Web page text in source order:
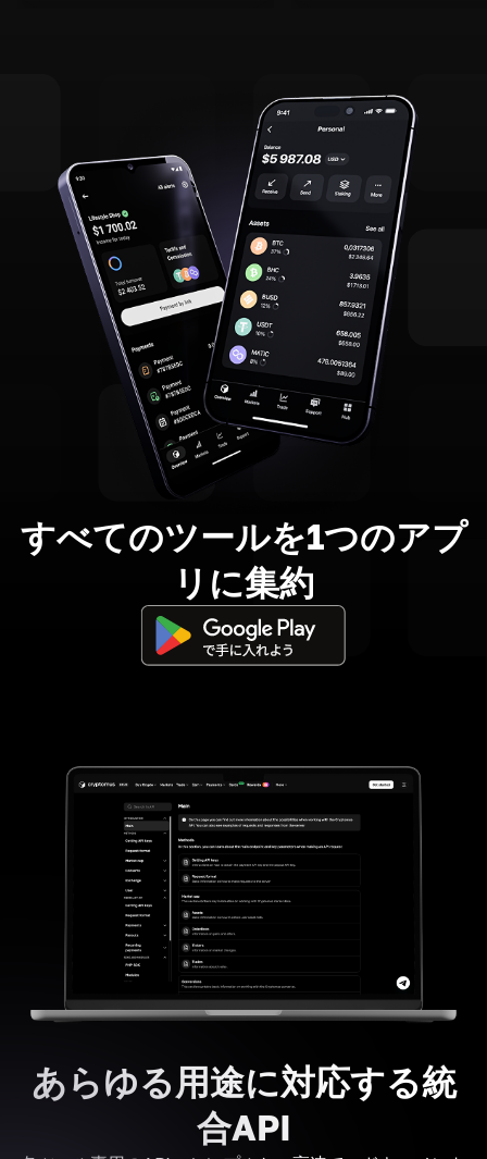
すべてのツールを1つのアプ
リに集約
あらゆる用途に対応する統
合API